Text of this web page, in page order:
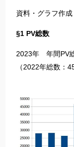
資料・グラフ作
§1 PV総数
2023年 年間PV
（2022年総数：